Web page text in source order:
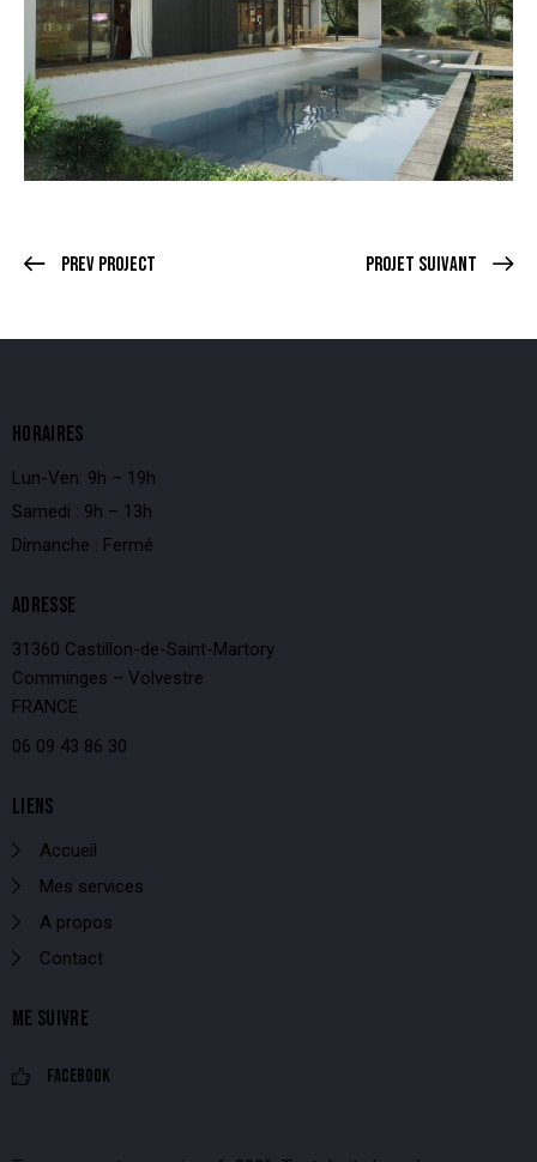
Prev Project Projet suivant
HORAIRES
Lun-Ven: 9h – 19h
Samedi : 9h – 13h
Dimanche : Fermé
ADRESSE
31360 Castillon-de-Saint-Martory
Comminges – Volvestre
FRANCE
06 09 43 86 30
LIENS
Accueil
Mes services
A propos
Contact
ME SUIVRE
Facebook